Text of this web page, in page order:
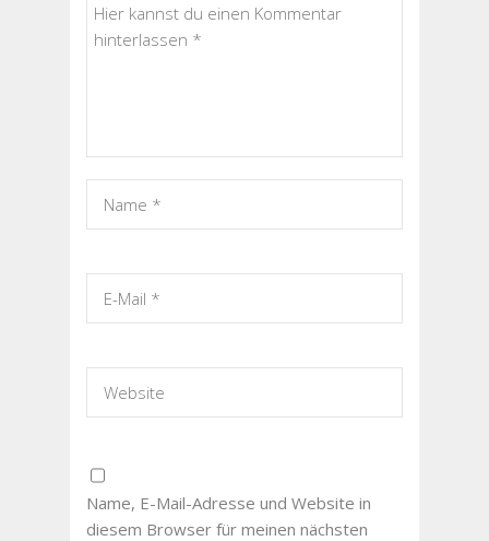
Name, E-Mail-Adresse und Website in
diesem Browser für meinen nächsten